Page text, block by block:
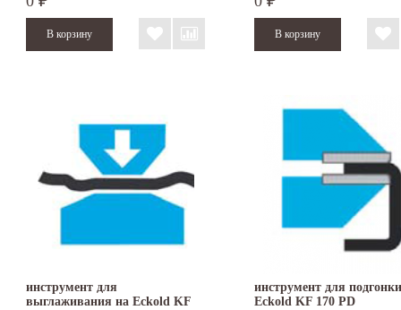
инструмент для
выглаживания на Eckold KF
инструмент для
Eckold KF 170 PD